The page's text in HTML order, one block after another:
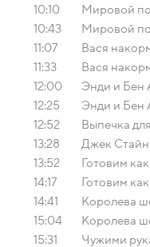
10:10
Мировой
10:43
Мировой
11:07
Вася
11:33
Вася
12:00
Энди и Бен
12:25
Энди и Бен
12:52
Выпечка
13:28
Джек
13:52
Готовим
14:17
Готовим
14:41
Королева
15:04
Королева
15:31
Чужими